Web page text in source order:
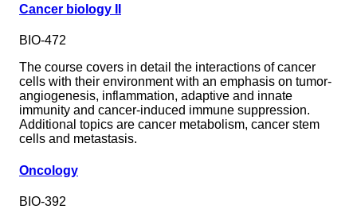
Cancer biology II
BIO-472
The course covers in detail the interactions of cancer
cells with their environment with an emphasis on tumor-
angiogenesis, inflammation, adaptive and innate
immunity and cancer-induced immune suppression.
Additional topics are cancer metabolism, cancer stem
cells and metastasis.
Oncology
BIO-392